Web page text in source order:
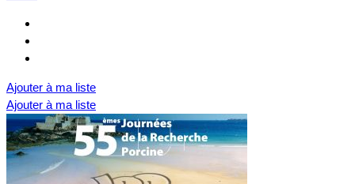
Ajouter à ma liste
Ajouter à ma liste